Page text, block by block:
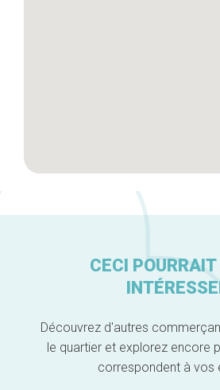
CECI
Découvrez d'autres
le quartier et explorez encore
correspondent à vos